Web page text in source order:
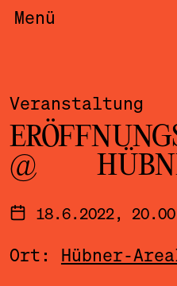
Menü
Veranstaltung
@
18.6.2022,
Ort: Hübner-